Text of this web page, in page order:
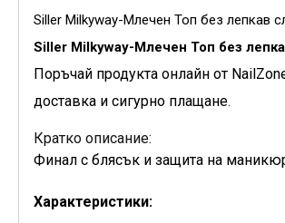
Siller Milkyway-Млечен Топ без лепкав
Siller Milkyway-Млечен Топ без
Поръчай продукта онлайн от
доставка и сигурно плащане.
Кратко описание:
Финал с блясък и защита на
Характеристики: